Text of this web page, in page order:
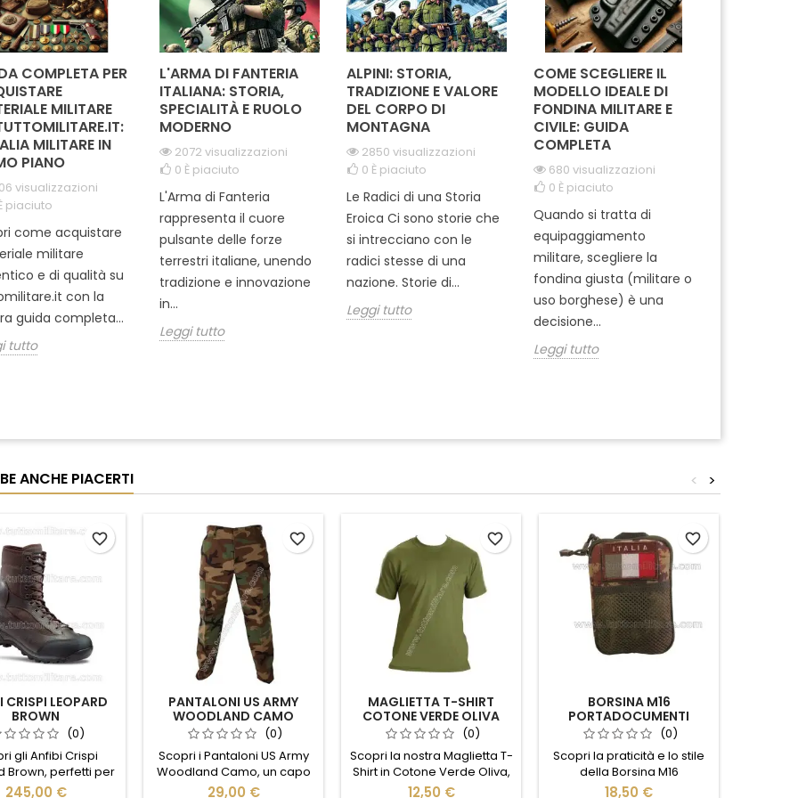
COMPLETA PER
MILITARE
MILITARE IN
PIANO
visualizzazioni
piaciuto
come acquistare
militare
e di qualità su
con la
guida completa...
tutto
L'ARMA DI FANTERIA
ITALIANA: STORIA,
SPECIALITÀ E RUOLO
MODERNO
2072 visualizzazioni
0 È piaciuto
L'Arma di Fanteria
rappresenta il cuore
pulsante delle forze
terrestri italiane, unendo
tradizione e innovazione
in...
Leggi tutto
ALPINI: STORIA,
TRADIZIONE E VALORE
DEL CORPO DI
MONTAGNA
2850 visualizzazioni
0 È piaciuto
Le Radici di una Storia
Eroica Ci sono storie che
si intrecciano con le
radici stesse di una
nazione. Storie di...
Leggi tutto
COME SCEGLIERE IL
MODELLO IDEALE DI
FONDINA MILITARE E
CIVILE: GUIDA
COMPLETA
680 visualizzazioni
0 È piaciuto
Quando si tratta di
equipaggiamento
militare, scegliere la
fondina giusta (militare o
uso borghese) è una
decisione...
Leggi tutto
ANCHE PIACERTI >
<
CRISPI LEOPARD
BROWN
(0)
gli Anfibi Crispi
Brown, perfetti per
cerca comfort e
245,00 €
favorite_border
PANTALONI US ARMY
WOODLAND CAMO
(0)
Scopri i Pantaloni US Army
Woodland Camo, un capo
iconico che unisce stile e
29,00 €
favorite_border
MAGLIETTA T-SHIRT
COTONE VERDE OLIVA
(0)
Scopri la nostra Maglietta T-
Shirt in Cotone Verde Oliva,
un capo essenziale per il
12,50 €
favorite_border
BORSINA M16
PORTADOCUMENTI
PORTAPENNE E BLOC
NOTES VEGETATO
(0)
Scopri la praticità e lo stile
della Borsina M16
Portadocumenti
18,50 €
favorite_border